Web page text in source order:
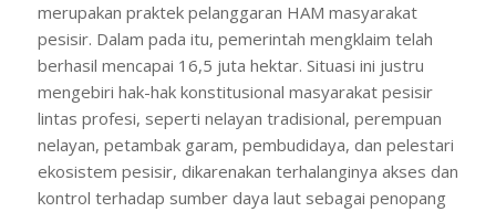
merupakan praktek pelanggaran HAM masyarakat
pesisir. Dalam pada itu, pemerintah mengklaim telah
berhasil mencapai 16,5 juta hektar. Situasi ini justru
mengebiri hak-hak konstitusional masyarakat pesisir
lintas profesi, seperti nelayan tradisional, perempuan
nelayan, petambak garam, pembudidaya, dan pelestari
ekosistem pesisir, dikarenakan terhalanginya akses dan
kontrol terhadap sumber daya laut sebagai penopang